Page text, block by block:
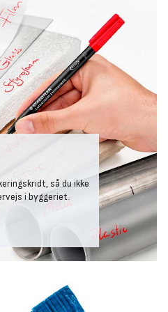
også bruges til at pakke småt og
det ned i flyttekasserne.
bruges til pakke om bestik,
før og under
uundværligt til at give dine
ekstra beskyttelse under
hvis du vil beskytte underlaget
og planker mod skader
eller lægger
mærker i trægulve, ligesom
møbler. Derfor anbefaler vi du
du rykker på møbler og
inddele flyttekasserne i rum,
lidt tape kan bølgepappen også
igennem smalle passager med
så du ikke
i byggeriet.